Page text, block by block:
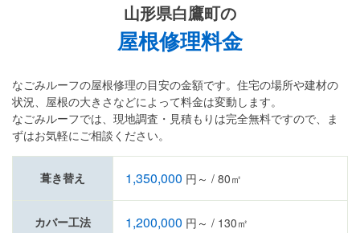
山形県白鷹町の
屋根修理料金
なごみルーフの屋根修理の目安の金額です。住宅の場所や建材の
状況、屋根の大きさなどによって料金は変動します。
なごみルーフでは、現地調査・見積もりは完全無料ですので、ま
ずはお気軽にご相談ください。
葺き替え 1,350,000 円～ / 80㎡
カバー工法 1,200,000 円～ / 130㎡